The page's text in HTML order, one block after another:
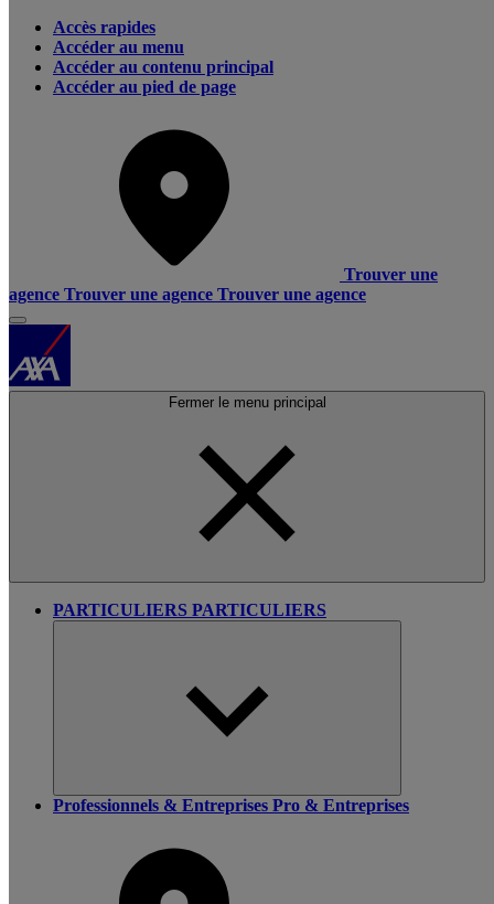
Accès rapides
Accéder au menu
Accéder au contenu principal
Accéder au pied de page
Trouver une
agence Trouver une agence Trouver une agence
Fermer le menu principal
PARTICULIERS PARTICULIERS
Professionnels & Entreprises Pro & Entreprises